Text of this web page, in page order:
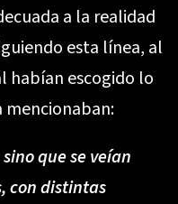
a la realidad
esta línea, al
habían escogido lo
que se veían
con distintas